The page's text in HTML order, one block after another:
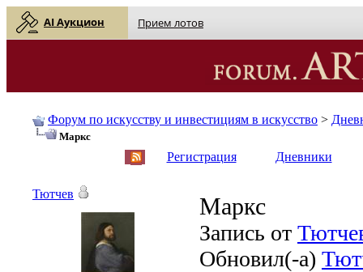
AI Аукцион Прием лотов
Форум по искусству и инвестициям в искусство >
Маркс
Регистрация Дневники
Маркс
Запись от
Обновил(-а)
Тютчев